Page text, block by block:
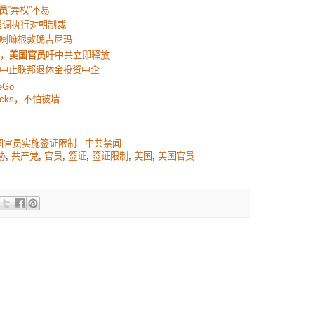
“弄权”不易
执行对朝制裁
嘛根敦确吉尼玛
美国官员吁中共立即释放
止联邦退休金投资中企
，不怕被墙
员实施签证限制 - 中共禁闻
共产党 官员 签证 签证限制 美国 美国官员